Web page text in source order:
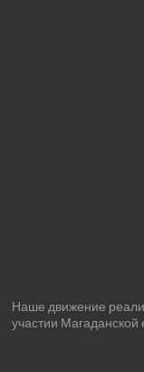
Наше движение
участии